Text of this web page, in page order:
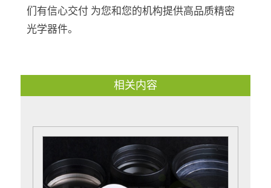
们有信心交付 为您和您的机构提供高品质精密
光学器件。
相关内容